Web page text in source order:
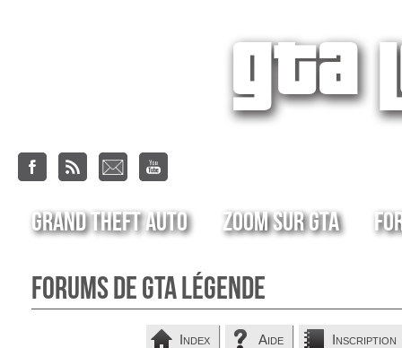
Grand Theft Auto Zoom sur GTA
Forums de GTA Légende
Index Aide Inscription